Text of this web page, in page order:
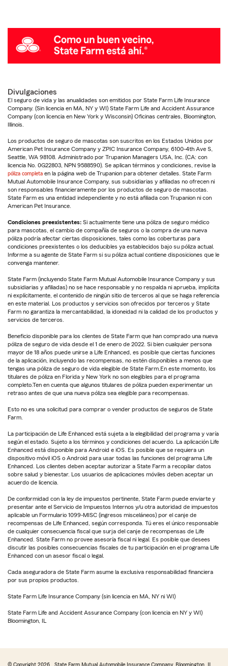
Divulgaciones
El seguro de vida y las anualidades son emitidos por State Farm Life Insurance
Company. (Sin licencia en MA, NY y WI) State Farm Life and Accident Assurance
Company (con licencia en New York y Wisconsin) Oficinas centrales, Bloomington,
Illinois.
Los productos de seguro de mascotas son suscritos en los Estados Unidos por
American Pet Insurance Company y ZPIC Insurance Company, 6100-4th Ave S,
Seattle, WA 98108. Administrado por Trupanion Managers USA, Inc. (CA: con
licencia No. 0G22803, NPN 9588590). Se aplican términos y condiciones, revise la
póliza completa en la página web de Trupanion para obtener detalles. State Farm
Mutual Automobile Insurance Company, sus subsidiarias y afiliadas no ofrecen ni
son responsables financieramente por los productos de seguro de mascotas.
State Farm es una entidad independiente y no está afiliada con Trupanion ni con
American Pet Insurance.
Condiciones preexistentes: Si actualmente tiene una póliza de seguro médico
para mascotas, el cambio de compañía de seguros o la compra de una nueva
póliza podría afectar ciertas disposiciones, tales como las coberturas para
condiciones preexistentes o los deducibles ya establecidos bajo su póliza actual.
Informe a su agente de State Farm si su póliza actual contiene disposiciones que le
convenga mantener.
State Farm (incluyendo State Farm Mutual Automobile Insurance Company y sus
subsidiarias y afiliadas) no se hace responsable y no respalda ni aprueba, implícita
ni explícitamente, el contenido de ningún sitio de terceros al que se haga referencia
en este material. Los productos y servicios son ofrecidos por terceros y State
Farm no garantiza la mercantabilidad, la idoneidad ni la calidad de los productos y
servicios de terceros.
Beneficio disponible para los clientes de State Farm que han comprado una nueva
póliza de seguro de vida desde el 1 de enero de 2022. Si bien cualquier persona
mayor de 18 años puede unirse a Life Enhanced, es posible que ciertas funciones
de la aplicación, incluyendo las recompensas, no estén disponibles a menos que
tengas una póliza de seguro de vida elegible de State Farm.En este momento, los
titulares de póliza en Florida y New York no son elegibles para el programa
completo.Ten en cuenta que algunos titulares de póliza pueden experimentar un
retraso antes de que una nueva póliza sea elegible para recompensas.
Esto no es una solicitud para comprar o vender productos de seguros de State
Farm.
La participación de Life Enhanced está sujeta a la elegibilidad del programa y varía
según el estado. Sujeto a los términos y condiciones del acuerdo. La aplicación Life
Enhanced está disponible para Android e iOS. Es posible que se requiera un
dispositivo móvil iOS o Android para usar todas las funciones del programa Life
Enhanced. Los clientes deben aceptar autorizar a State Farm a recopilar datos
sobre salud y bienestar. Los usuarios de aplicaciones móviles deben aceptar un
acuerdo de licencia.
De conformidad con la ley de impuestos pertinente, State Farm puede enviarte y
presentar ante el Servicio de Impuestos Internos y/u otra autoridad de impuestos
aplicable un Formulario 1099-MISC (ingresos misceláneos) por el canje de
recompensas de Life Enhanced, según corresponda. Tú eres el único responsable
de cualquier consecuencia fiscal que surja del canje de recompensas de Life
Enhanced. State Farm no provee asesoría fiscal ni legal. Es posible que desees
discutir las posibles consecuencias fiscales de tu participación en el programa Life
Enhanced con un asesor fiscal o legal.
Cada aseguradora de State Farm asume la exclusiva responsabilidad financiera
por sus propios productos.
State Farm Life Insurance Company (sin licencia en MA, NY ni WI)
State Farm Life and Accident Assurance Company (con licencia en NY y WI)
Bloomington, IL
© Copyright 2026 , State Farm Mutual Automobile Insurance Company, Bloomington, IL